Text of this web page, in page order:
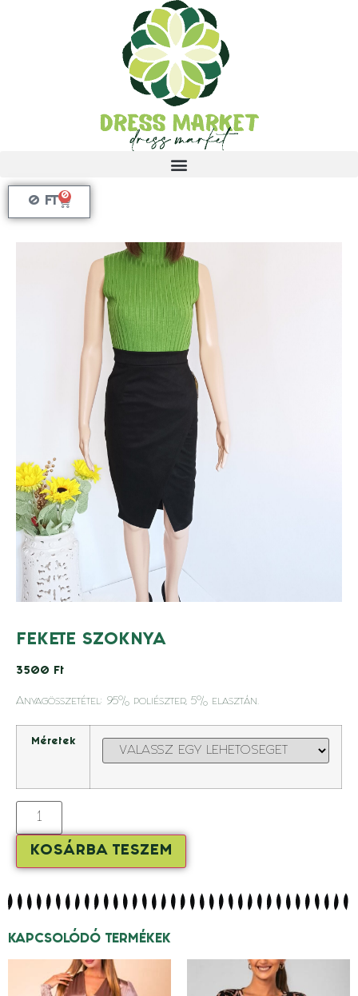
0 FT
0
FEKETE SZOKNYA
3500 Ft
Anyagösszetétel: 95% poliészter, 5% elasztán.
Méretek
KOSÁRBA TESZEM
KAPCSOLÓDÓ TERMÉKEK